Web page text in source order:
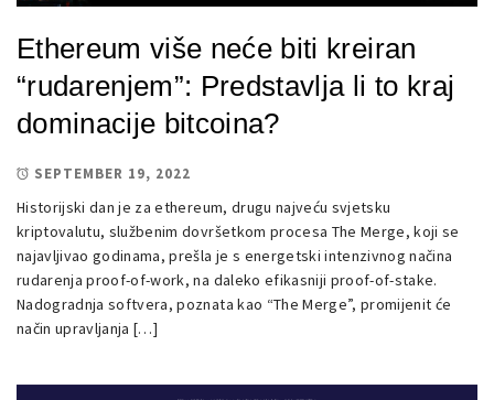
Ethereum više neće biti kreiran
“rudarenjem”: Predstavlja li to kraj
dominacije bitcoina?
SEPTEMBER 19, 2022
Historijski dan je za ethereum, drugu najveću svjetsku
kriptovalutu, službenim dovršetkom procesa The Merge, koji se
najavljivao godinama, prešla je s energetski intenzivnog načina
rudarenja proof-of-work, na daleko efikasniji proof-of-stake.
Nadogradnja softvera, poznata kao “The Merge”, promijenit će
način upravljanja […]